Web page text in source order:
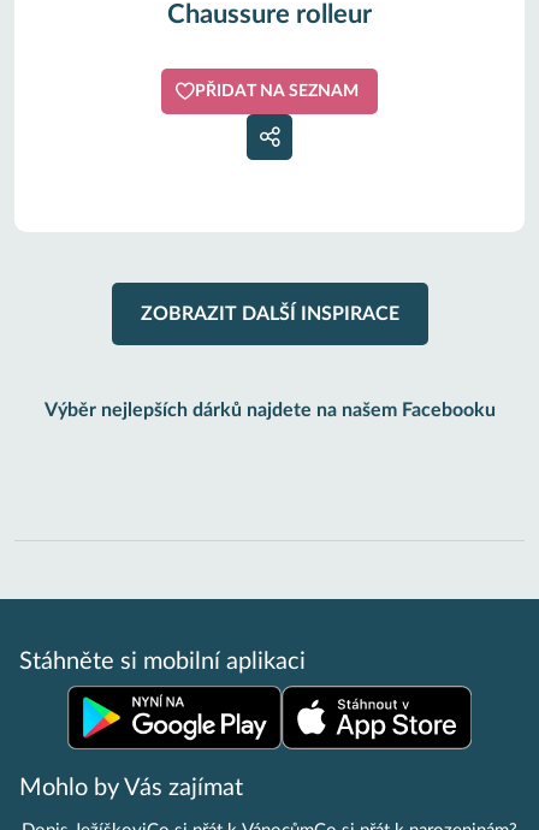
Chaussure rolleur
PŘIDAT NA SEZNAM
ZOBRAZIT DALŠÍ INSPIRACE
Výběr nejlepších dárků najdete na našem Facebooku
Stáhněte si mobilní aplikaci
Mohlo by Vás zajímat